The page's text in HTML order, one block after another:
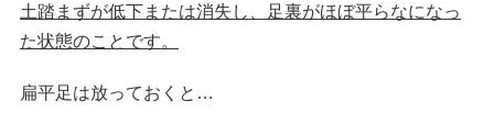
土踏まずが低下または消失し、足裏がほぼ平らなになっ
た状態のことです。
扁平足は放っておくと…